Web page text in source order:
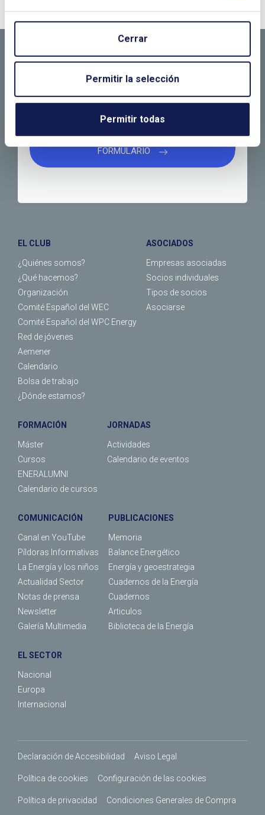
Cerrar
Permitir la selección
Permitir todas
CONTÁCTANOS SI
NECESITAS MÁS
INFORMACIÓN
LLÁMANOS O RELLENA EL SIGUIENTE
FORMULARIO
EL CLUB
¿Quiénes somos?
¿Qué hacemos?
Organización
Comité Español del WEC
Comité Español del WPC Energy
Red de jóvenes
Aemener
Calendario
Bolsa de trabajo
¿Dónde estamos?
ASOCIADOS
Empresas asociadas
Socios individuales
Tipos de socios
Asociarse
FORMACIÓN
Máster
Cursos
ENERALUMNI
Calendario de cursos
JORNADAS
Actividades
Calendario de eventos
COMUNICACIÓN
Canal en YouTube
Píldoras Informativas
La Energía y los niños
Actualidad Sector
Notas de prensa
Newsletter
Galería Multimedia
PUBLICACIONES
Memoria
Balance Energético
Energía y geoestrategia
Cuadernos de la Energía
Cuadernos
Articulos
Biblioteca de la Energía
EL SECTOR
Nacional
Europa
Internacional
Declaración de Accesibilidad Aviso Legal
Política de cookies Configuración de las cookies
Política de privacidad Condiciones Generales de Compra